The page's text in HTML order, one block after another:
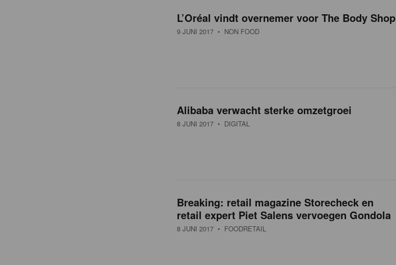
L’Oréal vindt overnemer voor The Body Shop
9 JUNI 2017 • NON FOOD
Alibaba verwacht sterke omzetgroei
8 JUNI 2017 • DIGITAL
Breaking: retail magazine Storecheck en
retail expert Piet Salens vervoegen Gondola
8 JUNI 2017 • FOODRETAIL